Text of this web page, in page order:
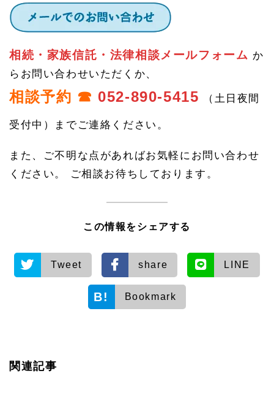
相続・家族信託・法律相談メールフォーム か
らお問い合わせいただくか、
相談予約 ☎ 052-890-5415 （土日夜間
受付中）までご連絡ください。
また、ご不明な点があればお気軽にお問い合わせ
ください。 ご相談お待ちしております。
この情報をシェアする
Tweet share LINE
Bookmark
関連記事